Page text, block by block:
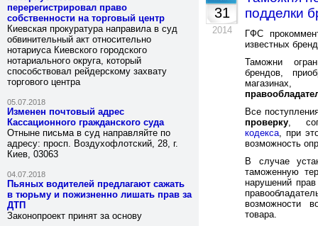
перерегистрировал право
собственности на торговый центр
Киевская прокуратура направила в суд
обвинительный акт относительно
нотариуса Киевского городского
нотариального округа, который
способствовал рейдерскому захвату
торгового центра
05.07.2018
Изменен почтовый адрес
Кассационного гражданского суда
Отныне письма в суд направляйте по
адресу: просп. Воздухофлотский, 28, г.
Киев, 03063
04.07.2018
Пьяных водителей предлагают сажать
в тюрьму и пожизненно лишать прав за
ДТП
Законопроект принят за основу
31
2014
подделки
ГФС
известных
Таможни
брендов,
Все
проверку,
кодекса, при
возможность
В случае
таможенную
нарушений прав
возможности
товара.